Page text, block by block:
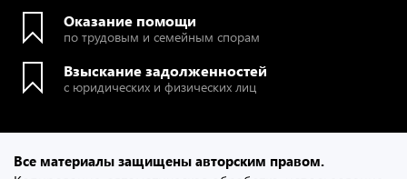
Оказание помощи
по трудовым и семейным спорам
Взыскание задолженностей
с юридических и физических лиц
Все материалы защищены авторским правом.